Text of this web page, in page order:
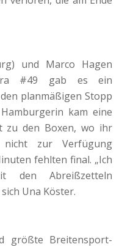
und Marco Hagen
#49 gab es ein
planmäßigen Stopp
kam eine
zu den Boxen, wo ihr
nicht zur Verfügung
fehlten final. „Ich
den Abreißzetteln
Una Köster.
größte Breitensport-